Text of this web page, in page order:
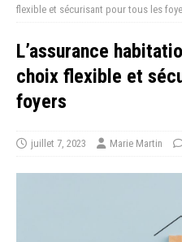
flexible et sécurisant pour tous les
L’assurance
choix flexible et
foyers
juillet 7, 2023 Marie Martin